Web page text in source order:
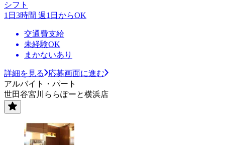
シフト
1日3時間 週1日からOK
交通費支給
未経験OK
まかないあり
詳細を見る
応募画面に進む
アルバイト・パート
世田谷宮川ららぽーと横浜店